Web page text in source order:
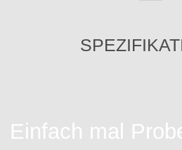
Einfach mal